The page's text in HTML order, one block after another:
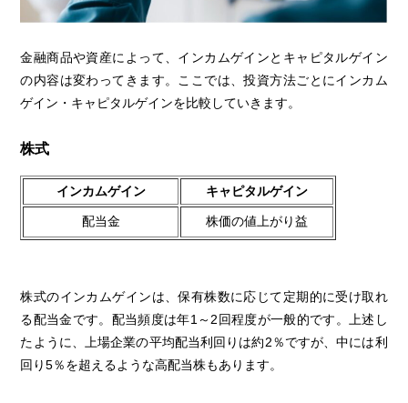
金融商品や資産によって、インカムゲインとキャピタルゲイン
の内容は変わってきます。ここでは、投資方法ごとにインカム
ゲイン・キャピタルゲインを比較していきます。
株式
インカムゲイン キャピタルゲイン
配当金 株価の値上がり益
株式のインカムゲインは、保有株数に応じて定期的に受け取れ
る配当金です。配当頻度は年1～2回程度が一般的です。上述し
たように、上場企業の平均配当利回りは約2％ですが、中には利
回り5％を超えるような高配当株もあります。